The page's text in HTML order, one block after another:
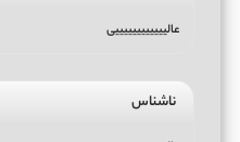
عالییییییییییییی
ناشناس